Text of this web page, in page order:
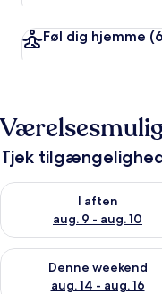
Føl dig hjemme
Tjek
I aften
aug. 9 - aug. 10
Tjek tilgængelighed for i
Denne weekend
aug. 14 - aug. 16
Tjek tilgængelighed for